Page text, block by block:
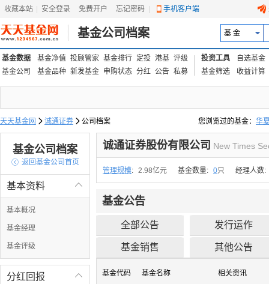
收藏本站 安全登录 免费开户 忘记密码 手机客户端
基金公司档案 基 金
基金数据 基金净值 投顾管家 基金排行 定投 港基 评级
基金公司
基金品种 新发基金 申购状态 分红 公告 私募
投资工具
自选基金
基金筛选
收益计算
天天基金网  诚通证券  公司档案 您浏览过的基金： 华
易方达上证中盘ETF联
基金公司档案
 返回基金公司首页

基本资料
基本概况
基金经理
基金评级

分红回报
诚通证券股份有限公司 New Times
管理规模: 2.98亿元 基金数量: 0只 经理人数:
基金公告
全部公告 发行运作
基金销售 其他公告
基金代码 基金名称 相关资讯